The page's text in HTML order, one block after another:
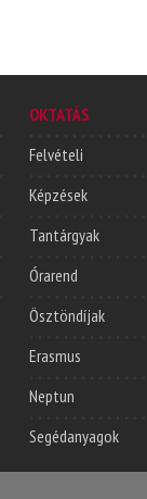
OKTATÁS
Felvételi
Képzések
Tantárgyak
Órarend
Ösztöndíjak
Erasmus
Neptun
Segédanyagok